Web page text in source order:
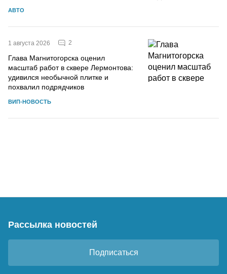
АВТО
1 августа 2026 2
Глава Магнитогорска оценил
масштаб работ в сквере Лермонтова:
удивился необычной плитке и
похвалил подрядчиков
ВИП-НОВОСТЬ
Рассылка новостей
Подписаться